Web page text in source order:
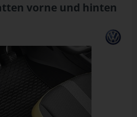
vorne und hinten